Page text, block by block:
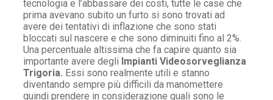
tecnologia e l’abbassare dei costi, tutte le case che
prima avevano subito un furto si sono trovati ad
avere dei tentativi di inflazione che sono stati
bloccati sul nascere e che sono diminuiti fino al 2%.
Una percentuale altissima che fa capire quanto sia
importante avere degli Impianti Videosorveglianza
Trigoria. Essi sono realmente utili e stanno
diventando sempre più difficili da manomettere
quindi prendere in considerazione quali sono le